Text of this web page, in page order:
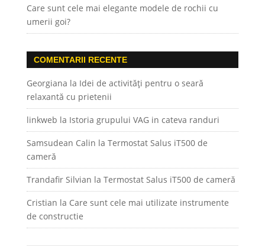
Care sunt cele mai elegante modele de rochii cu
umerii goi?
COMENTARII RECENTE
Georgiana la Idei de activități pentru o seară
relaxantă cu prietenii
linkweb la Istoria grupului VAG in cateva randuri
Samsudean Calin la Termostat Salus iT500 de
cameră
Trandafir Silvian la Termostat Salus iT500 de cameră
Cristian la Care sunt cele mai utilizate instrumente
de constructie